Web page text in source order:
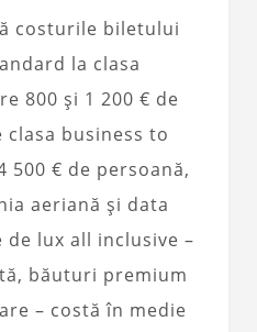
costurile biletului
la clasa
800 și 1 200 € de
business to
500 € de persoană,
aeriană și data
de lux all inclusive –
băuturi premium
– costă în medie